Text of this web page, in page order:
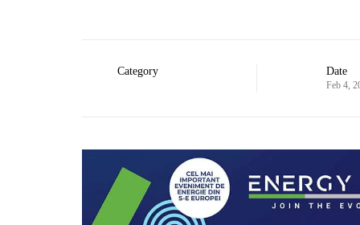
Category Date
Feb 4,